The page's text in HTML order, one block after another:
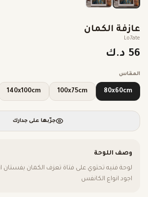
عازفة الكمان
Lo7ate
56 د.ك
المقاس
80x60cm
100x75cm
140x100cm
جرّبها على جدارك
وصف اللوحة
لوحة فنيه تحتوي على فتاة تعزف الكمان بفستان
اجود انواع الكانفس